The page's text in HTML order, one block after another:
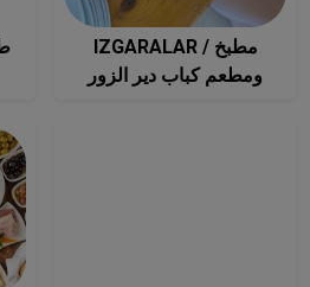
IZGARALAR / مطبخ
ومطعم كباب دير الزور